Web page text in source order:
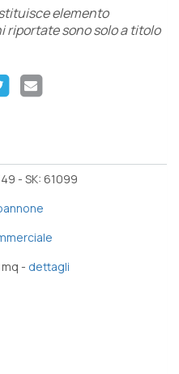
elemento
sono solo a titolo
- SK: 61099
mq - dettagli